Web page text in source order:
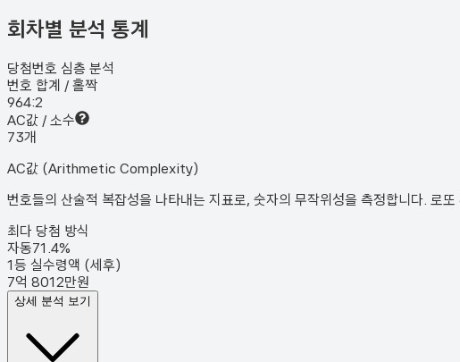
회차별 분석 통계
당첨번호 심층 분석
번호 합계 / 홀짝
964:2
AC값 / 소수
73개
AC값 (Arithmetic Complexity)
번호들의 산술적 복잡성을 나타내는 지표로, 숫자의 무작위성을 측정합니다. 로
최다 당첨 방식
자동71.4%
1등 실수령액 (세후)
7억 8012만원
상세 분석 보기